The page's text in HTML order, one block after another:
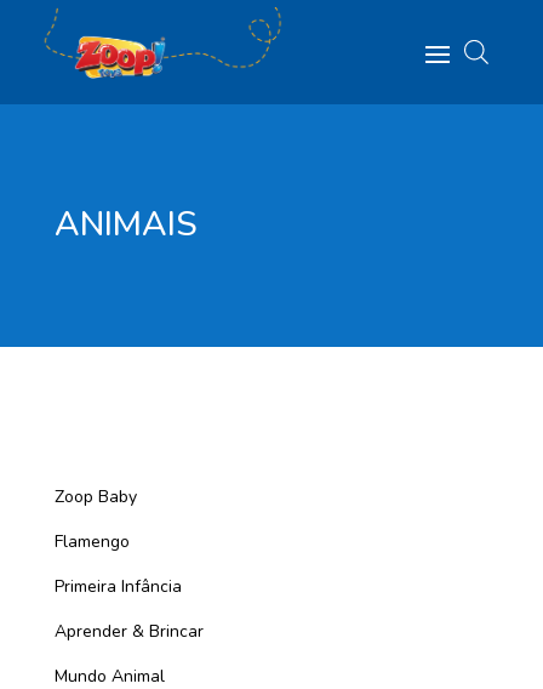
ANIMAIS
Zoop Baby
Flamengo
Primeira Infância
Aprender & Brincar
Mundo Animal